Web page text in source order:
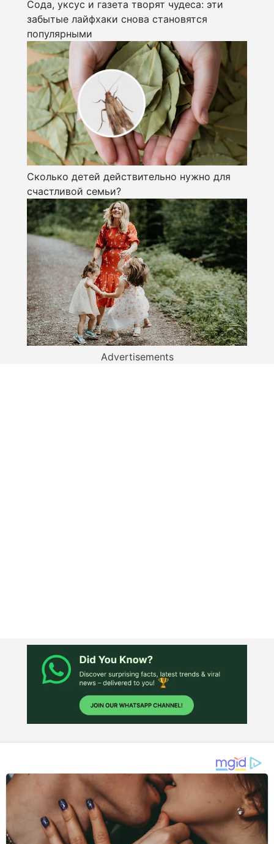
Сода, уксус и газета творят чудеса: эти
забытые лайфхаки снова становятся
популярными
Сколько детей действительно нужно для
счастливой семьи?
Advertisements